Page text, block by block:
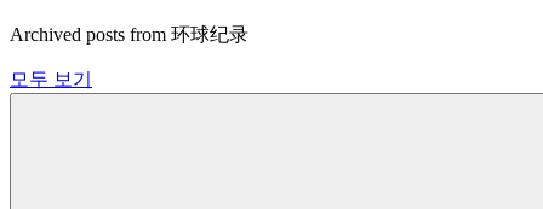
Archived posts from 环球纪录
모두 보기